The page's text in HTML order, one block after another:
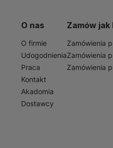
O nas
O firmie
Udogodnienia
Praca
Kontakt
Akadomia
Dostawcy
Zamów jak
Zamówienia
Zamówienia
Zamówienia